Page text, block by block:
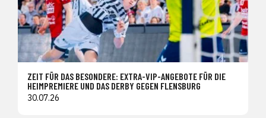
ZEIT FÜR DAS BESONDERE: EXTRA-VIP-ANGEBOTE FÜR DIE
HEIMPREMIERE UND DAS DERBY GEGEN FLENSBURG
30.07.26